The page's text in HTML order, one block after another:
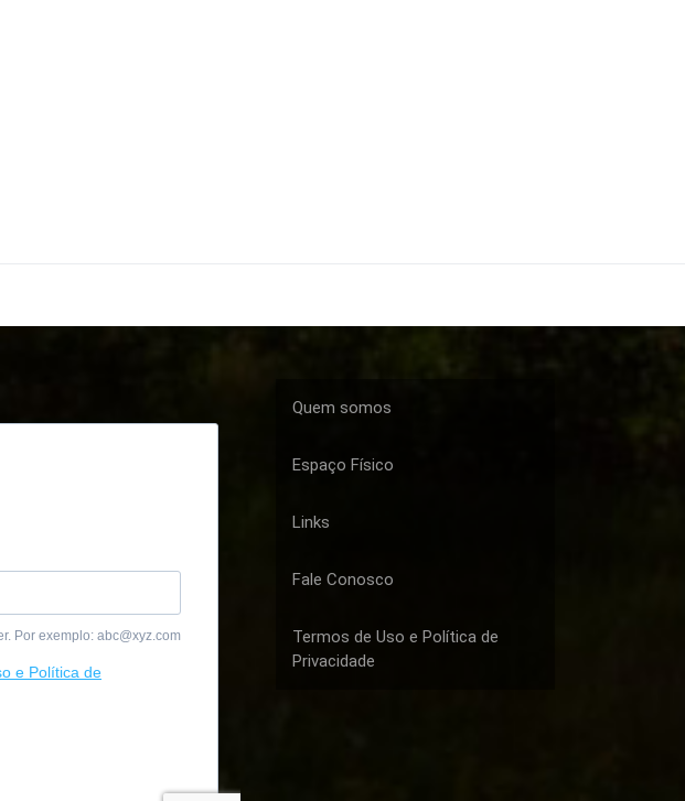
Quem somos
Espaço Físico
Links
Fale Conosco
Termos de Uso e Política de
Privacidade